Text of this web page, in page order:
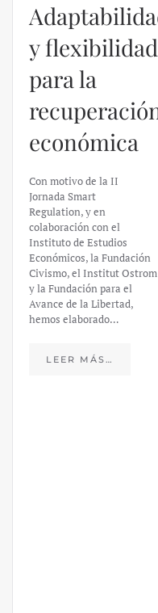
Regulación
en las VTCs
– Álvaro
Martín
https://
content/uploads/2022/05/
Este informe analiza las
dinámicas del sector de los
VTC en España tras la
aprobación del Real
Decreto 13/2018, a través
del…
LEER MÁS…